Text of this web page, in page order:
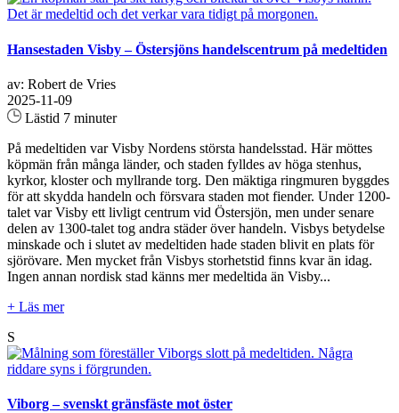
Hansestaden Visby – Östersjöns handelscentrum på medeltiden
av: Robert de Vries
2025-11-09
Lästid 7 minuter
På medeltiden var Visby Nordens största handelsstad. Här möttes
köpmän från många länder, och staden fylldes av höga stenhus,
kyrkor, kloster och myllrande torg. Den mäktiga ringmuren byggdes
för att skydda handeln och försvara staden mot fiender. Under 1200-
talet var Visby ett livligt centrum vid Östersjön, men under senare
delen av 1300-talet tog andra städer över handeln. Visbys betydelse
minskade och i slutet av medeltiden hade staden blivit en plats för
sjörövare. Men mycket från Visbys storhetstid finns kvar än idag.
Ingen annan nordisk stad känns mer medeltida än Visby...
+ Läs mer
S
Viborg – svenskt gränsfäste mot öster